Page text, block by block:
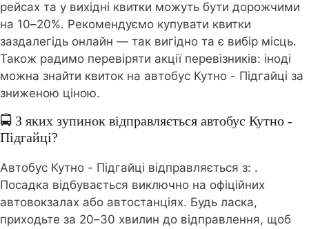
рейсах та у вихідні квитки можуть бути дорожчими
на 10–20%. Рекомендуємо купувати квитки
заздалегідь онлайн — так вигідно та є вибір місць.
Також радимо перевіряти акції перевізників: іноді
можна знайти квиток на автобус Кутно - Підгайці за
зниженою ціною.
🚍 З яких зупинок відправляється автобус Кутно -
Підгайці?
Автобус Кутно - Підгайці відправляється з: .
Посадка відбувається виключно на офіційних
автовокзалах або автостанціях. Будь ласка,
приходьте за 20–30 хвилин до відправлення, щоб